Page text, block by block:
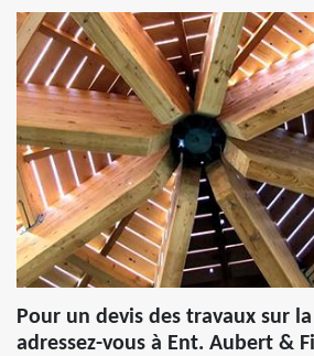
Pour un devis des travaux sur
adressez-vous à Ent. Aubert &